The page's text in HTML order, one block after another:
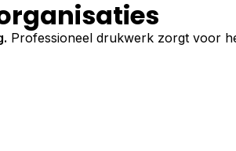
Professioneel drukwerk zorgt voor